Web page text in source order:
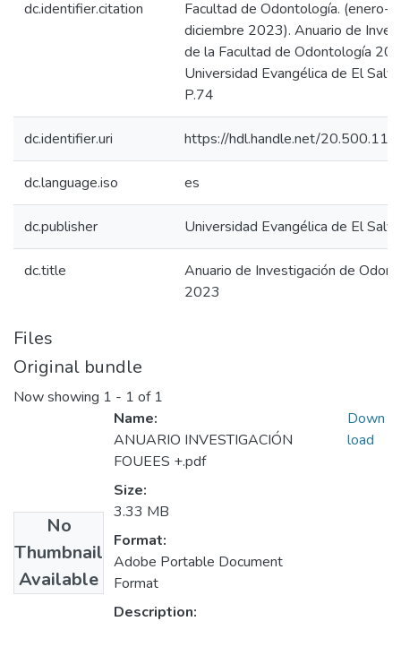
dc.identifier.citation
Facultad de Odontología. (enero-
diciembre 2023). Anuario de
de la Facultad de Odontología
Universidad Evangélica de El
P.74
dc.identifier.uri https://hdl.handle.net/
dc.language.iso es
dc.publisher Universidad Evangélica de El
dc.title
Anuario de Investigación de
2023
Files
Original bundle
Now showing 1 - 1 of 1
No
Thumbnail
Available
Name:
ANUARIO INVESTIGACIÓN
FOUEES +.pdf
Size:
3.33 MB
Format:
Adobe Portable Document
Format
Description:
Down
load